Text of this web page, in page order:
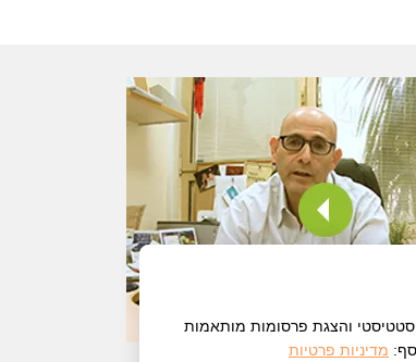
סטטיסטי והצגת פרסומות מותאמות
מדיניות פרטיות